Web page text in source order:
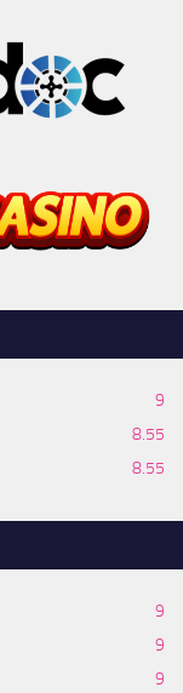
9
8.55
8.55
9
9
9